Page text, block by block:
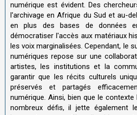
numérique est évident. Des
l'archivage en Afrique du Sud et au-
en plus des bases de données
démocratiser l'accès aux matériaux
les voix marginalisées. Cependant, le
numériques repose sur une
artistes, les institutions et la
garantir que les récits culturels
préservés et partagés
numérique. Ainsi, bien que le
nombreux défis, il jette également